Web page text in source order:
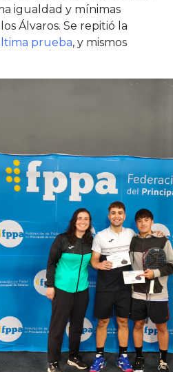
igualdad y mínimas
Álvaros. Se repitió la
prueba, y mismos